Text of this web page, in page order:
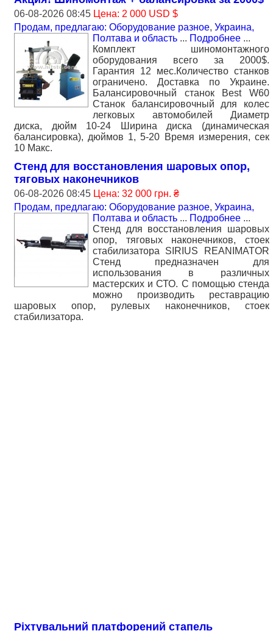
06-08-2026 08:45 Цена: 2 000 USD $
Продам, предлагаю: Оборудование разное, Украина,
Полтава и область ... Подробнее ...
Комплект шиномонтажного
оборудования всего за 2000$.
Гарантия 12 мес.Количество станков
ограничено. Доставка по Украине.
Балансировочный станок Best W60
Станок балансировочный для колес
легковых автомобилей Диаметр
диска, дюйм 10-24 Ширина диска (динамическая
балансировка), дюймов 1, 5-20 Время измерения, сек
10 Макс.
Стенд для восстановления шаровых опор,
тяговых наконечников
06-08-2026 08:45 Цена: 32 000 грн. ₴
Продам, предлагаю: Оборудование разное, Украина,
Полтава и область ... Подробнее ...
Стенд для восстановления шаровых
опор, тяговых наконечников, стоек
стабилизатора SIRIUS REANIMATOR
Стенд предназначен для
использования в различных
мастерских и СТО. С помощью стенда
можно производить реставрацию
шаровых опор, рулевых наконечников, стоек
стабилизатора.
Ріхтувальний платфорений стапель